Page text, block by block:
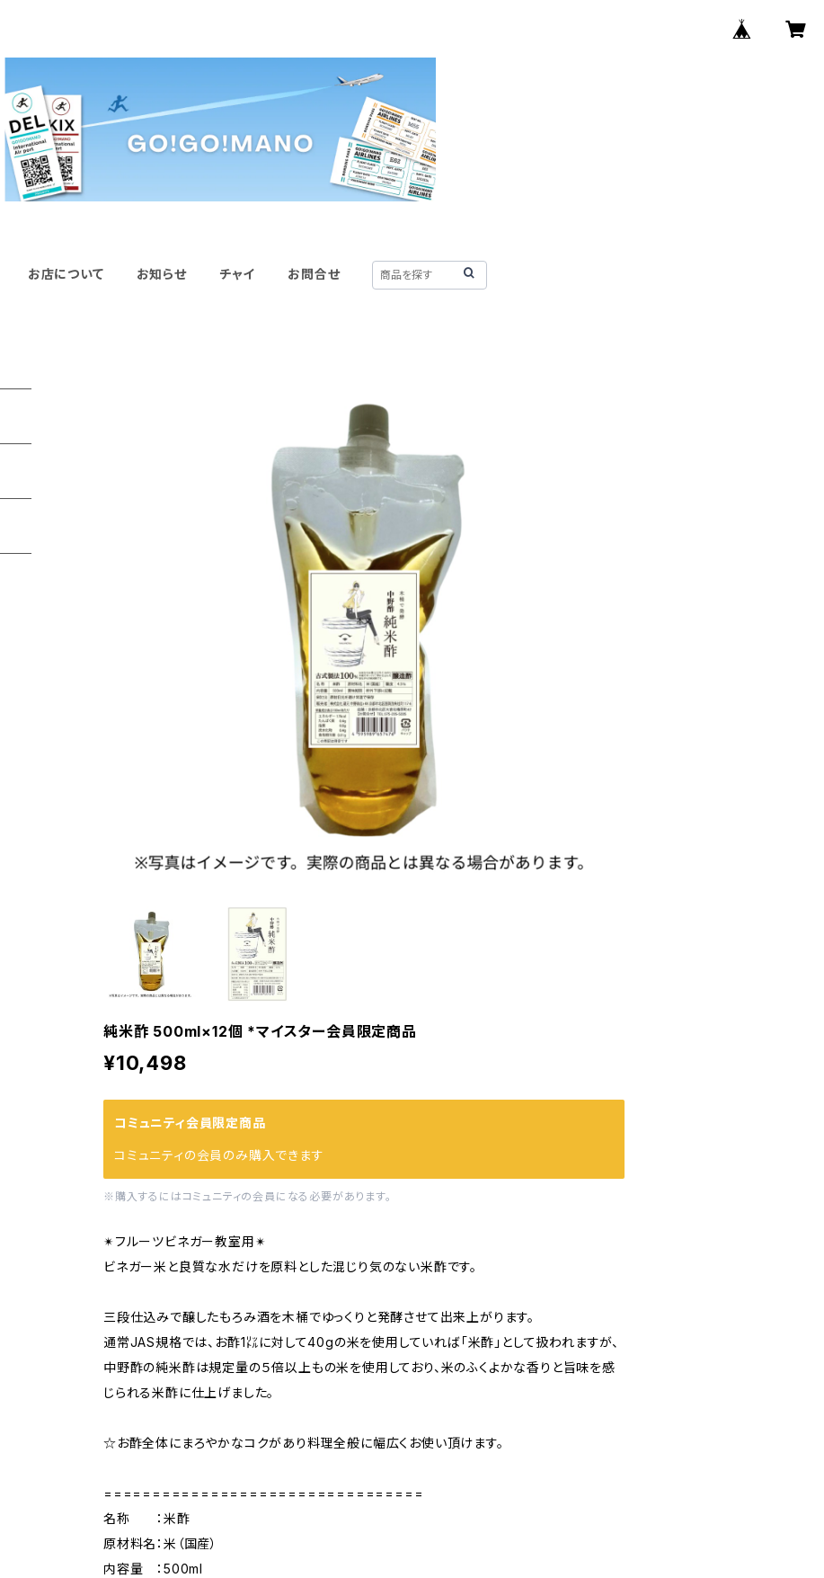
お店について お知らせ チャイ お問合せ
純米酢 500ml×12個 *マイスター会員限定商品
¥10,498
コミュニティ会員限定商品
コミュニティの会員のみ購入できます
※購入するにはコミュニティの会員になる必要があります。
✴︎フルーツビネガー教室用✴︎
ビネガー米と良質な水だけを原料とした混じり気のない米酢です。
三段仕込みで醸したもろみ酒を木桶でゆっくりと発酵させて出来上がります。
通常JAS規格では、お酢1㍑に対して40gの米を使用していれば「米酢」として扱われますが、
中野酢の純米酢は規定量の５倍以上もの米を使用しており、米のふくよかな香りと旨味を感
じられる米酢に仕上げました。
☆お酢全体にまろやかなコクがあり料理全般に幅広くお使い頂けます。
=================================
名称 ：米酢
原材料名：米（国産）
内容量 ：500ml